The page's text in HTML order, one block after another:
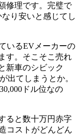
修理です。完璧で
り安いと感じてし
いるEVメーカーの
す。そこそこ売れ
新車のシビック
出てしまうとか。
ドル位なの
ると数十万円赤字
コストがどんどん